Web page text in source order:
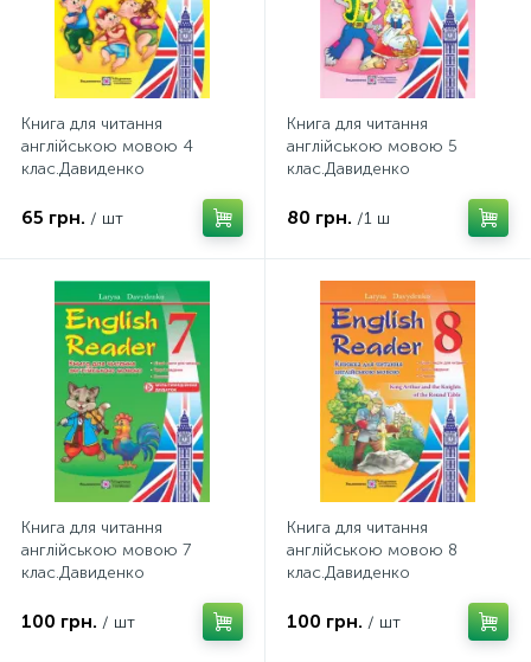
Книга для читання
англійською мовою 4
клас.Давиденко
65 грн. / шт
Книга для читання
англійською мовою 5
клас.Давиденко
80 грн. /1 ш
Книга для читання
англійською мовою 7
клас.Давиденко
100 грн. / шт
Книга для читання
англійською мовою 8
клас.Давиденко
100 грн. / шт